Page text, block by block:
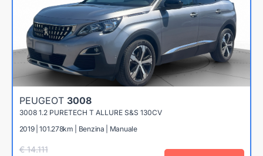
PEUGEOT 3008
3008 1.2 PURETECH T ALLURE S&S 130CV
2019 | 101.278km | Benzina | Manuale
€ 14.111